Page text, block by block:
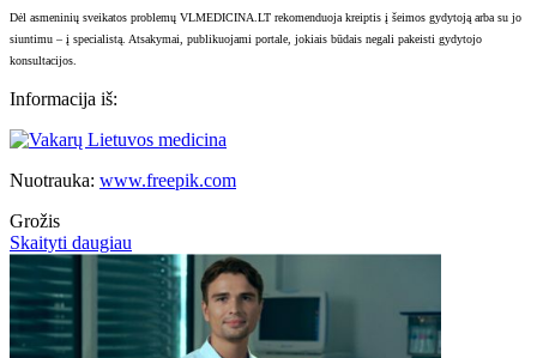
Dėl asmeninių sveikatos problemų VLMEDICINA.LT rekomenduoja kreiptis į šeimos gydytoją arba su jo
siuntimu – į specialistą. Atsakymai, publikuojami portale, jokiais būdais negali pakeisti gydytojo
konsultacijos.
Informacija iš:
Nuotrauka: www.freepik.com
Grožis
Skaityti daugiau